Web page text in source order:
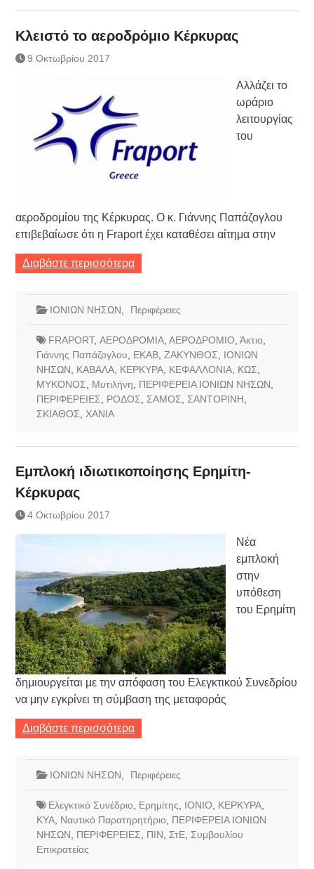
Κλειστό το αεροδρόμιο Κέρκυρας
9 Οκτωβρίου 2017
Αλλάζει το
ωράριο
λειτουργίας
του
αεροδρομίου της Κέρκυρας. Ο κ. Γιάννης Παπάζογλου
επιβεβαίωσε ότι η Fraport έχει καταθέσει αίτημα στην
Διαβάστε περισσότερα
ΙΟΝΙΩΝ ΝΗΣΩΝ Περιφέρειες
FRAPORT, ΑΕΡΟΔΡΟΜΙΑ, ΑΕΡΟΔΡΟΜΙΟ Άκτιο
Γιάννης Παπάζογλου
ΕΚΑΒ, ΖΑΚΥΝΘΟΣ
ΙΟΝΙΩΝ
ΝΗΣΩΝ
ΚΑΒΑΛΑ, ΚΕΡΚΥΡΑ, ΚΕΦΑΛΛΟΝΙΑ, ΚΩΣ
ΜΥΚΟΝΟΣ
Μυτιλήνη ΠΕΡΙΦΕΡΕΙΑ ΙΟΝΙΩΝ ΝΗΣΩΝ
ΠΕΡΙΦΕΡΕΙΕΣ
ΡΟΔΟΣ ΣΑΜΟΣ ΣΑΝΤΟΡΙΝΗ
ΣΚΙΑΘΟΣ
ΧΑΝΙΑ
Εμπλοκή ιδιωτικοποίησης Ερημίτη-
Κέρκυρας
4 Οκτωβρίου 2017
Νέα
εμπλοκή
στην
υπόθεση
του Ερημίτη
δημιουργείται με την απόφαση του Ελεγκτικού Συνεδρίου
να μην εγκρίνει τη σύμβαση της μεταφοράς
Διαβάστε περισσότερα
ΙΟΝΙΩΝ ΝΗΣΩΝ Περιφέρειες
Ελεγκτικό Συνέδριο Ερημίτης ΙΟΝΙΟ ΚΕΡΚΥΡΑ,
ΚΥΑ, Ναυτικό Παρατηρητήριο
ΠΕΡΙΦΕΡΕΙΑ ΙΟΝΙΩΝ
ΝΗΣΩΝ
ΠΕΡΙΦΕΡΕΙΕΣ ΠΙΝ ΣτΕ, Συμβουλίου
Επικρατείας